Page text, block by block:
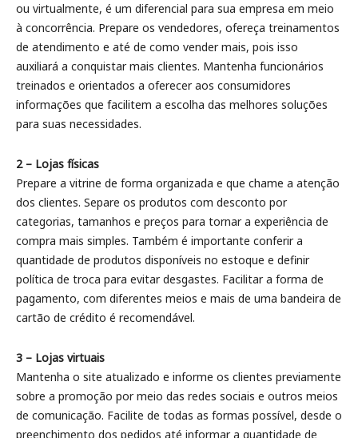
ou virtualmente, é um diferencial para sua empresa em meio
à concorrência. Prepare os vendedores, ofereça treinamentos
de atendimento e até de como vender mais, pois isso
auxiliará a conquistar mais clientes. Mantenha funcionários
treinados e orientados a oferecer aos consumidores
informações que facilitem a escolha das melhores soluções
para suas necessidades.
2 – Lojas físicas
Prepare a vitrine de forma organizada e que chame a atenção
dos clientes. Separe os produtos com desconto por
categorias, tamanhos e preços para tornar a experiência de
compra mais simples. Também é importante conferir a
quantidade de produtos disponíveis no estoque e definir
política de troca para evitar desgastes. Facilitar a forma de
pagamento, com diferentes meios e mais de uma bandeira de
cartão de crédito é recomendável.
3 – Lojas virtuais
Mantenha o site atualizado e informe os clientes previamente
sobre a promoção por meio das redes sociais e outros meios
de comunicação. Facilite de todas as formas possível, desde o
preenchimento dos pedidos até informar a quantidade de